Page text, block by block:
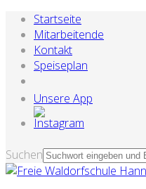
Startseite
Mitarbeitende
Kontakt
Speiseplan
Unsere App
Suchen